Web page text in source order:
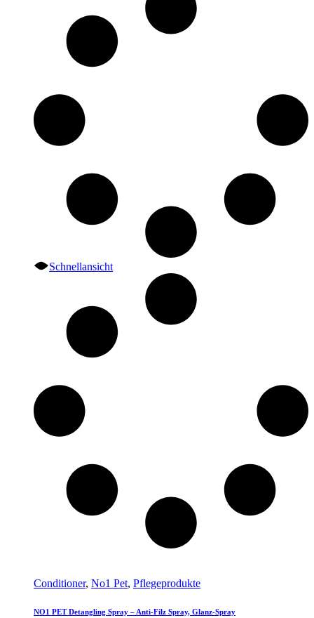
Schnellansicht
Conditioner, No1 Pet, Pflegeprodukte
NO1 PET Detangling Spray – Anti-Filz Spray, Glanz-Spray